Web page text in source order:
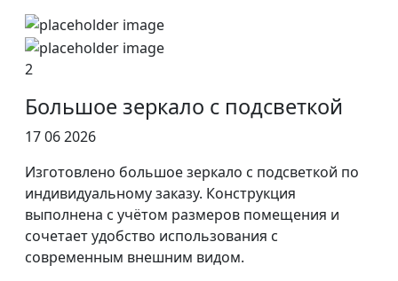
2
Большое зеркало с подсветкой
17 06 2026
Изготовлено большое зеркало с подсветкой по
индивидуальному заказу. Конструкция
выполнена с учётом размеров помещения и
сочетает удобство использования с
современным внешним видом.